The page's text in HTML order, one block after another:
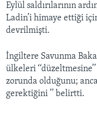
Eylül saldırılarının
Ladin’i himaye ettiği
devrilmişti.
İngiltere Savunma
ülkeleri
zorunda olduğunu;
gerektiğini ’’ belirtti.